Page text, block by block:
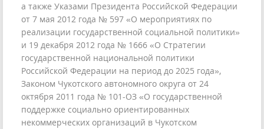
а также Указами Президента Российской Федерации
от 7 мая 2012 года № 597 «О мероприятиях по
реализации государственной социальной политики»
и 19 декабря 2012 года № 1666 «О Стратегии
государственной национальной политики
Российской Федерации на период до 2025 года»,
Законом Чукотского автономного округа от 24
октября 2011 года № 101-ОЗ «О государственной
поддержке социально ориентированных
некоммерческих организаций в Чукотском